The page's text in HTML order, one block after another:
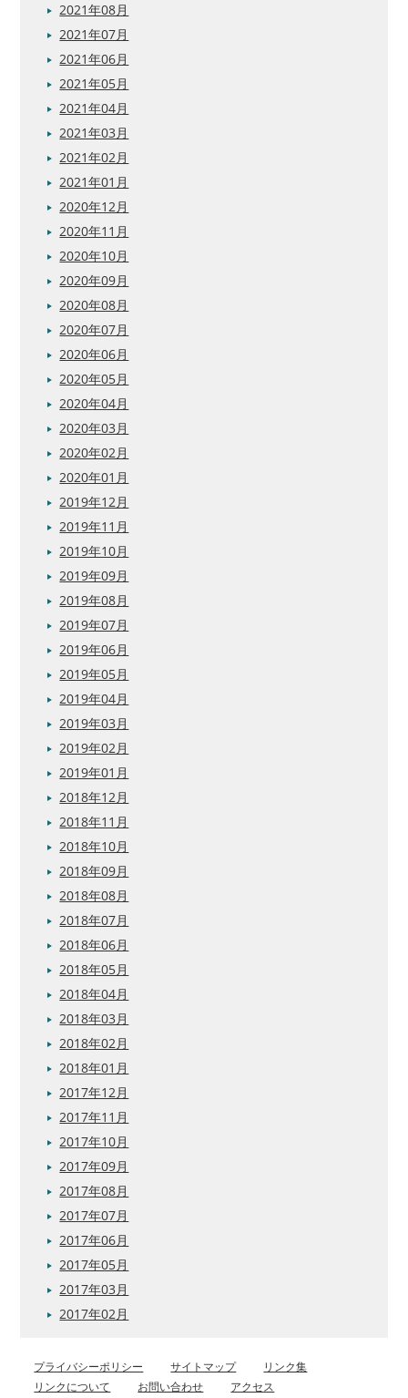
2021年08月
2021年07月
2021年06月
2021年05月
2021年04月
2021年03月
2021年02月
2021年01月
2020年12月
2020年11月
2020年10月
2020年09月
2020年08月
2020年07月
2020年06月
2020年05月
2020年04月
2020年03月
2020年02月
2020年01月
2019年12月
2019年11月
2019年10月
2019年09月
2019年08月
2019年07月
2019年06月
2019年05月
2019年04月
2019年03月
2019年02月
2019年01月
2018年12月
2018年11月
2018年10月
2018年09月
2018年08月
2018年07月
2018年06月
2018年05月
2018年04月
2018年03月
2018年02月
2018年01月
2017年12月
2017年11月
2017年10月
2017年09月
2017年08月
2017年07月
2017年06月
2017年05月
2017年03月
2017年02月
プライバシーポリシー サイトマップ
リンク集
リンクについて
お問い合わせ アクセス